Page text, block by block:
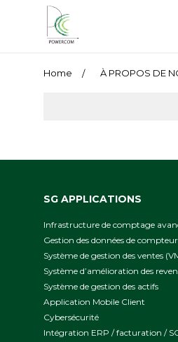
Home À PROPOS DE
SG APPLICATIONS
Infrastructure de comptage
Gestion des données de
Système de gestion des ventes
Système d’amélioration des
Système de gestion des actifs
Application Mobile Client
Cybersécurité
Intégration ERP / facturation /